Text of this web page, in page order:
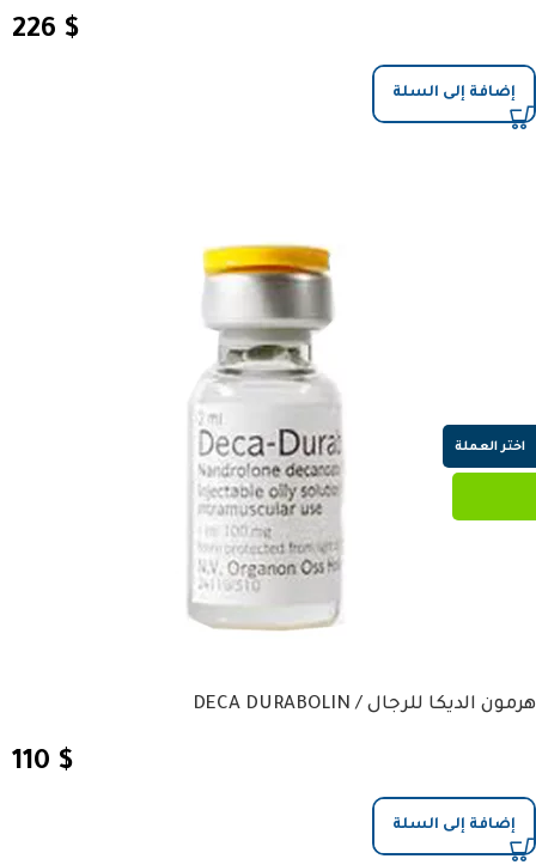
226 $
إضافة إلى السلة
هرمون الديكا للرجال / DECA DURABOLIN
110 $
إضافة إلى السلة
اختر العملة